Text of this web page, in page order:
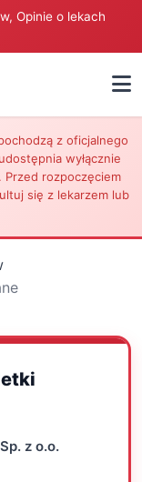
Opinie o lekach
z oficjalnego
wyłącznie
Przed rozpoczęciem
się z lekarzem lub
z o.o.